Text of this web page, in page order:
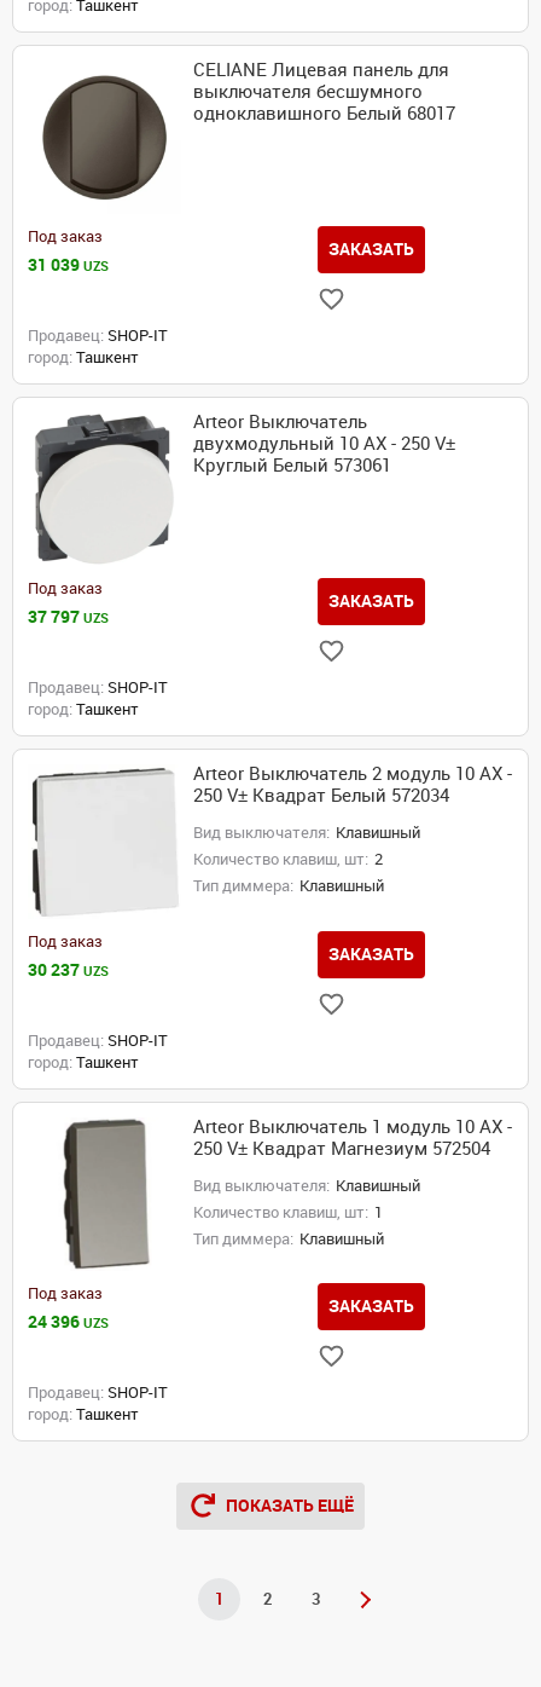
город: Ташкент
CELIANE Лицевая панель для
выключателя бесшумного
одноклавишного Белый 68017
Под заказ
31 039 UZS
ЗАКАЗАТЬ
Продавец: SHOP-IT
город: Ташкент
Arteor Выключатель
двухмодульный 10 AX - 250 V±
Круглый Белый 573061
Под заказ
37 797 UZS
ЗАКАЗАТЬ
Продавец: SHOP-IT
город: Ташкент
Arteor Выключатель 2 модуль 10 AX -
250 V± Квадрат Белый 572034
Вид выключателя: Клавишный
Количество клавиш, шт: 2
Тип диммера: Клавишный
Под заказ
30 237 UZS
ЗАКАЗАТЬ
Продавец: SHOP-IT
город: Ташкент
Arteor Выключатель 1 модуль 10 AX -
250 V± Квадрат Магнезиум 572504
Вид выключателя: Клавишный
Количество клавиш, шт: 1
Тип диммера: Клавишный
Под заказ
24 396 UZS
ЗАКАЗАТЬ
Продавец: SHOP-IT
город: Ташкент
ПОКАЗАТЬ ЕЩЁ
1 2 3